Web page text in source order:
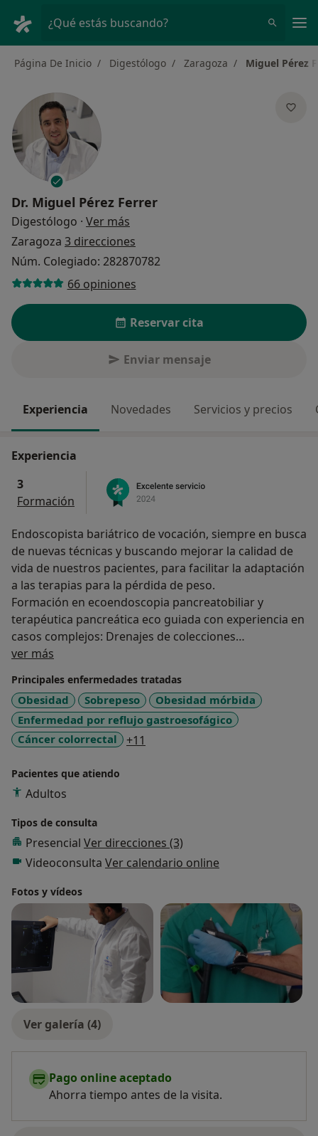
¿Qué estás buscando?
Página De Inicio Digestólogo Zaragoza Miguel Pérez
Dr. Miguel Pérez Ferrer
Digestólogo · Ver más
Zaragoza 3 direcciones
Núm. Colegiado: 282870782
66 opiniones
Reservar cita
Enviar mensaje
Experiencia Novedades Servicios y precios
Experiencia
3
Formación
Endoscopista bariátrico de vocación, siempre en busca
de nuevas técnicas y buscando mejorar la calidad de
vida de nuestros pacientes, para facilitar la adaptación
a las terapias para la pérdida de peso.
Formación en ecoendoscopia pancreatobiliar y
terapéutica pancreática eco guiada con experiencia en
casos complejos: Drenajes de colecciones
pancreáticas con prótesis de aposición luminal,
ver más
Principales enfermedades tratadas
Obesidad Sobrepeso
Obesidad mórbida
Enfermedad por reflujo gastroesofágico
Cáncer colorrectal
+11
Pacientes que atiendo
Adultos
Tipos de consulta
Presencial Ver direcciones (3)
Videoconsulta Ver calendario online
Fotos y vídeos
Ver galería (4)
Pago online aceptado
Ahorra tiempo antes de la visita.